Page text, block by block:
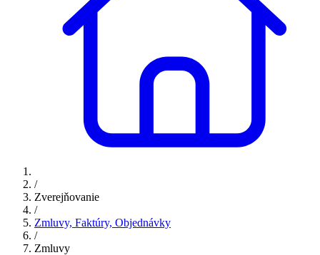
/
Zverejňovanie
/
Zmluvy, Faktúry, Objednávky
/
Zmluvy